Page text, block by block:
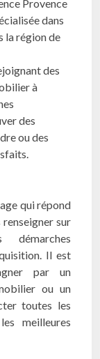
Provence
dans
la région de
des
à
des
ou des
qui répond
sur
Il est
par un
ou un
toutes les
meilleures